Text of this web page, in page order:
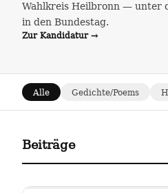
Wahlkreis Heilbronn — unter
in den Bundestag.
Zur Kandidatur →
Alle Gedichte/Poems
Beiträge